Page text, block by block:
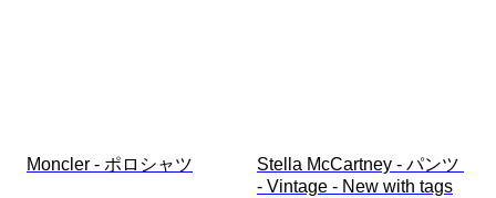
Moncler - ポロシャツ
Stella McCartney - パンツ
- Vintage - New with tags